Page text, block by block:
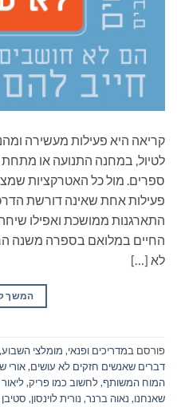
קריאה היא פעילות מעשירה
לטיול, במחנה התנועה או
ספרים. מול כל האטרקציות
פעילות אחת שאינה דורשת
התארגנות ממושכת ואפילו
לא […]
המשך
פורסם במדריכים ופנאי, מומלצי השבוע,
דברים שאנשים חזקים לא עושים,אורי
המוח המשותף,לחשוב כמו פריק,
שאנחנו, נאוה ברנר, נורית לוינסון, סטיבן